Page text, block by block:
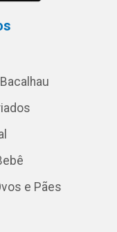
e Pães